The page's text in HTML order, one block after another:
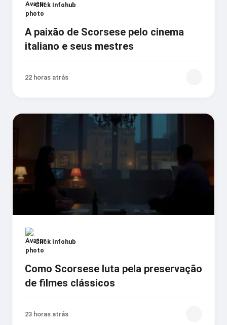
Click Infohub
A paixão de Scorsese pelo cinema
italiano e seus mestres
22 horas atrás
Click Infohub
Como Scorsese luta pela preservação
de filmes clássicos
23 horas atrás